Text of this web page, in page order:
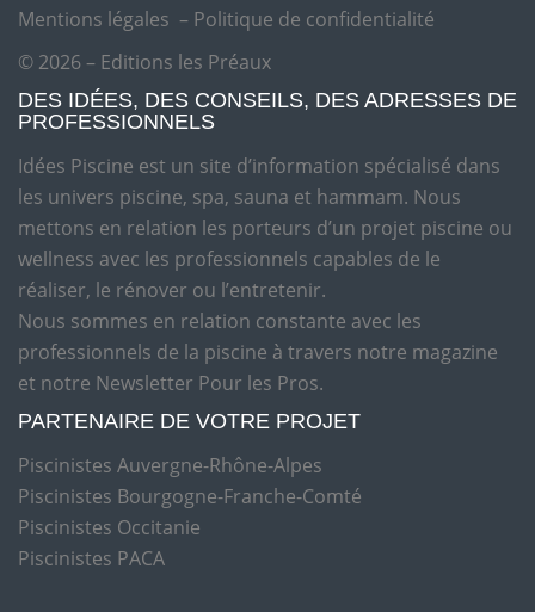
Mentions légales – Politique de confidentialité
© 2026 – Editions les Préaux
DES IDÉES, DES CONSEILS, DES ADRESSES DE
PROFESSIONNELS
Idées Piscine est un site d’information spécialisé dans
les univers piscine, spa, sauna et hammam. Nous
mettons en relation les porteurs d’un projet piscine ou
wellness avec les professionnels capables de le
réaliser, le rénover ou l’entretenir.
Nous sommes en relation constante avec les
professionnels de la piscine à travers notre magazine
et notre Newsletter Pour les Pros.
PARTENAIRE DE VOTRE PROJET
Piscinistes Auvergne-Rhône-Alpes
Piscinistes Bourgogne-Franche-Comté
Piscinistes Occitanie
Piscinistes PACA